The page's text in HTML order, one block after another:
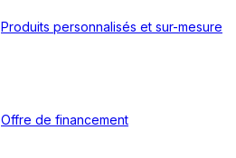
Produits personnalisés et sur-mesure
Offre de financement